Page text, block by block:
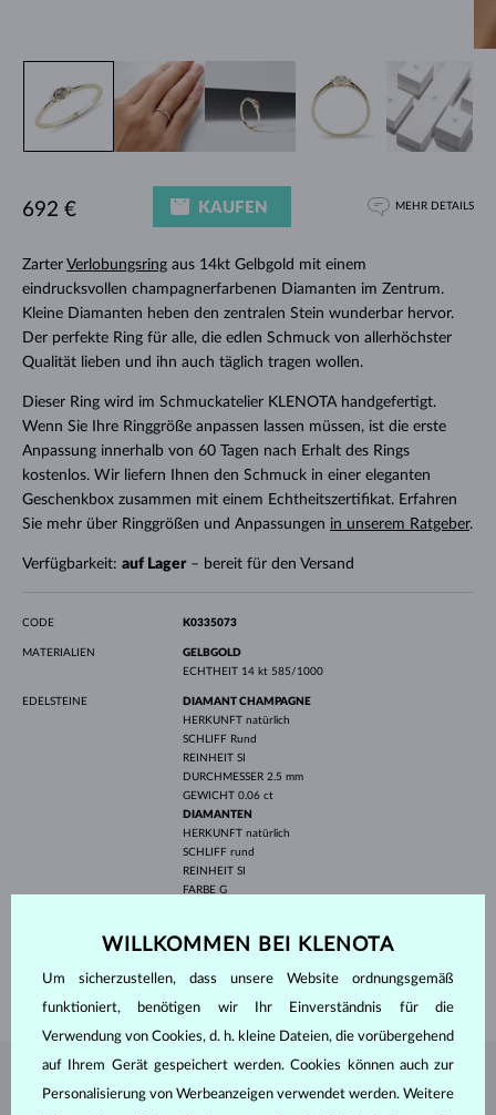
Zarter Verlobungsringaus 14kt Gelbgold mit einem
eindrucksvollen champagnerfarbenen Diamanten im Zentrum.
Kleine Diamanten heben den zentralen Stein wunderbar hervor.
Der perfekte Ring für alle, die edlen Schmuck von allerhöchster
Qualität lieben und ihn auch täglich tragen wollen.
Dieser Ring wird im Schmuckatelier KLENOTA handgefertigt.
Wenn Sie Ihre Ringgröße anpassen lassen müssen, ist die erste
Anpassung innerhalb von 60 Tagen nach Erhalt des Rings
kostenlos. Wir liefern Ihnen den Schmuck in einer eleganten
Geschenkbox zusammen mit einem Echtheitszertifikat. Erfahren
Sie mehr über Ringgrößen und Anpassungen in unserem Ratgeber.
Verfügbarkeit: auf Lager– bereit für den Versand
692 € KAUFEN MEHR DETAILS
CODE K0335073
MATERIALIEN
GELBGOLD
ECHTHEIT 14 kt 585/1000
EDELSTEINE
DIAMANT CHAMPAGNE
HERKUNFT natürlich
SCHLIFF Rund
REINHEIT SI
DURCHMESSER 2.5 mm
GEWICHT 0.06 ct
DIAMANTEN
HERKUNFT natürlich
SCHLIFF rund
REINHEIT SI
FARBE G
SCHMUCK AUS DEMKLENOTA ATELIER
WILLKOMMEN BEI KLENOTA
Um sicherzustellen, dass unsere Website ordnungsgemäß
funktioniert, benötigen wir Ihr Einverständnis für die
Verwendung von Cookies, d. h. kleine Dateien, die vorübergehend
auf Ihrem Gerät gespeichert werden. Cookies können auch zur
Personalisierung von Werbeanzeigen verwendet werden. Weitere